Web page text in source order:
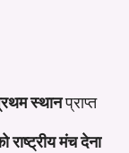
स्थानप्राप्त
मंच देना